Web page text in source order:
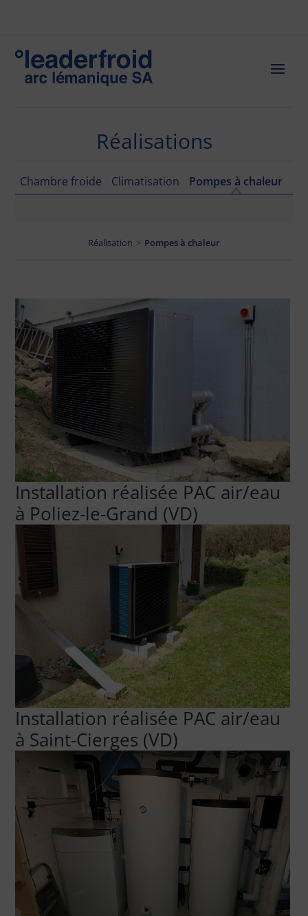
Réalisations
Chambre froide Climatisation Pompes à chaleur
Réalisation > Pompes à chaleur
Installation réalisée PAC air/eau
à Poliez-le-Grand (VD)
Installation réalisée PAC air/eau
à Saint-Cierges (VD)